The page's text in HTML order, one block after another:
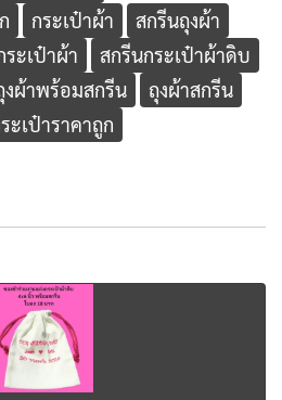
กระเป๋าผ้า
สกรีนถุงผ้า
ะเป๋าผ้า
สกรีนกระเป๋าผ้าดิบ
งผ้าพร้อมสกรีน
ถุงผ้าสกรีน
ะเป๋าราคาถูก